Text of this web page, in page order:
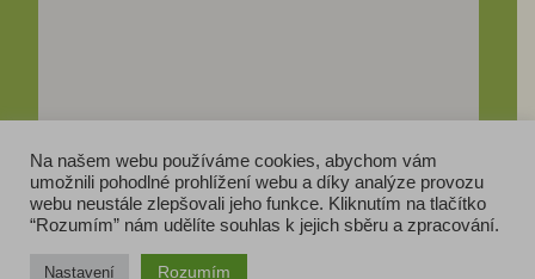
Na našem webu používáme cookies, abychom vám
umožnili pohodlné prohlížení webu a díky analýze provozu
webu neustále zlepšovali jeho funkce. Kliknutím na tlačítko
“Rozumím” nám udělíte souhlas k jejich sběru a zpracování.
Nastavení Rozumím